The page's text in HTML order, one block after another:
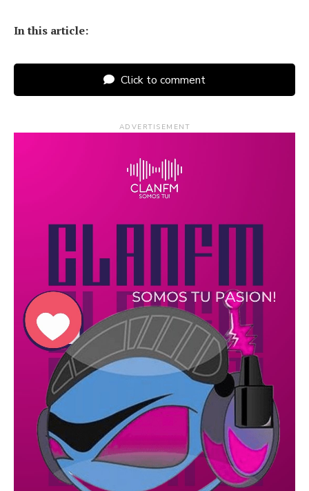
In this article:
Click to comment
ADVERTISEMENT